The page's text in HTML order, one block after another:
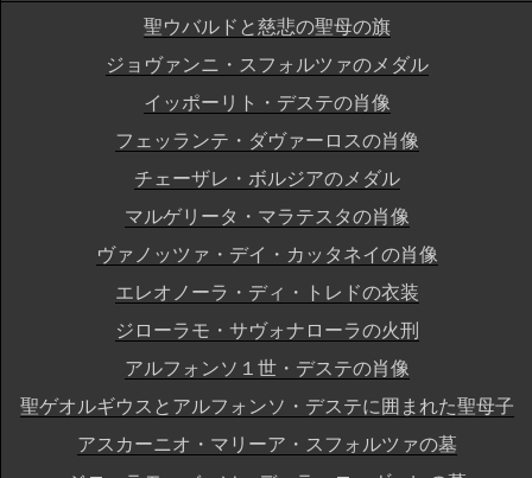
聖ウバルドと慈悲の聖母の旗
ジョヴァンニ・スフォルツァのメダル
イッポーリト・デステの肖像
フェッランテ・ダヴァーロスの肖像
チェーザレ・ボルジアのメダル
マルゲリータ・マラテスタの肖像
ヴァノッツァ・デイ・カッタネイの肖像
エレオノーラ・ディ・トレドの衣装
ジローラモ・サヴォナローラの火刑
アルフォンソ１世・デステの肖像
聖ゲオルギウスとアルフォンソ・デステに囲まれた聖母子
アスカーニオ・マリーア・スフォルツァの墓